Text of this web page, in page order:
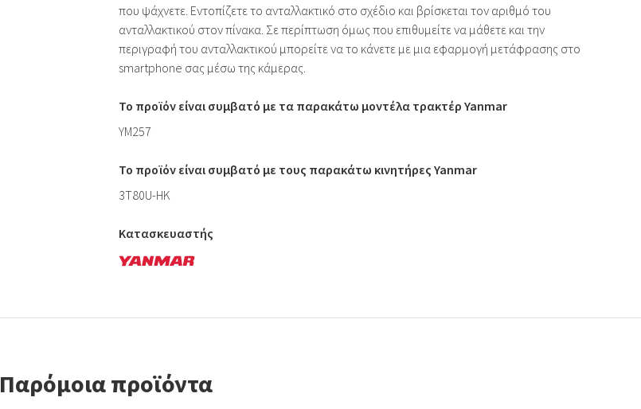
που ψάχνετε. Εντοπίζετε το ανταλλακτικό στο σχέδιο και βρίσκεται τον αριθμό του
ανταλλακτικού στον πίνακα. Σε περίπτωση όμως που επιθυμείτε να μάθετε και την
περιγραφή του ανταλλακτικού μπορείτε να το κάνετε με μια εφαρμογή μετάφρασης στο
smartphone σας μέσω της κάμερας.
Το προϊόν είναι συμβατό με τα παρακάτω μοντέλα τρακτέρ Yanmar
YM257
Το προϊόν είναι συμβατό με τους παρακάτω κινητήρες Yanmar
3T80U-HK
Κατασκευαστής
Παρόμοια προϊόντα